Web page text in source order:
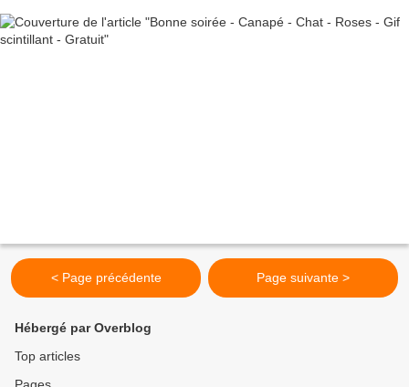
< Page précédente Page suivante >
Hébergé par Overblog
Top articles